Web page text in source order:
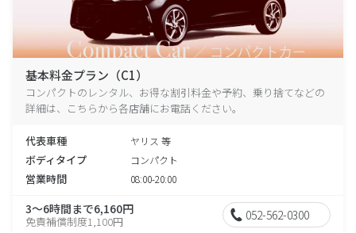
基本料金プラン（C1）
コンパクトのレンタル、お得な割引料金や予約、乗り捨てなどの
詳細は、こちらから各店舗にお電話ください。
代表車種 ヤリス 等
ボディタイプ コンパクト
営業時間 08:00-20:00
3～6時間まで6,160円
免責補償制度1,100円 052-562-0300